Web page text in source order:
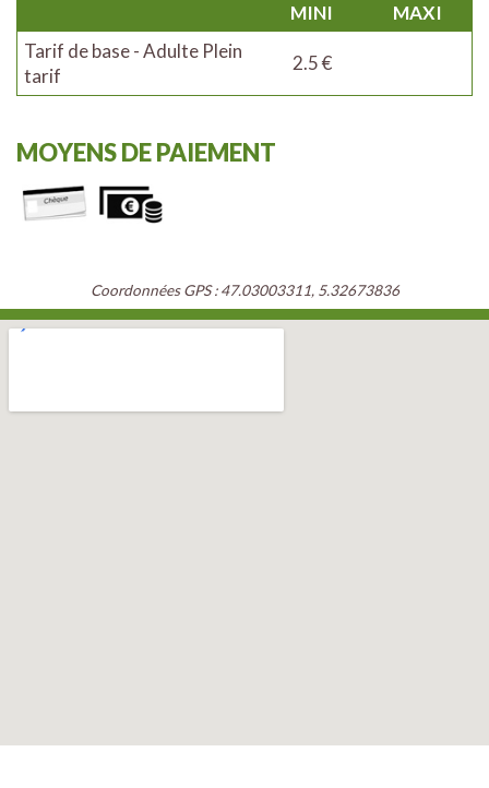
MINI
MAXI
Tarif de base - Adulte Plein
tarif
2.5 €
MOYENS DE PAIEMENT
Coordonnées GPS : 47.03003311, 5.32673836